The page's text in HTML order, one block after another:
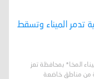
تدمر الميناء وتسقط
المخا* بمحافظة تعز
من مناطق خاضعة